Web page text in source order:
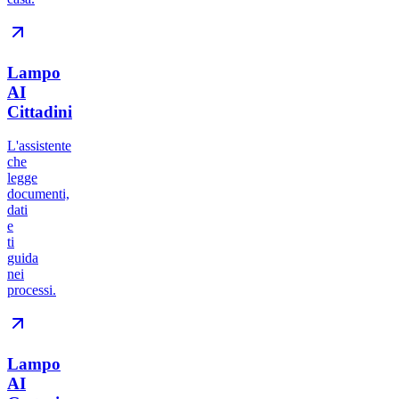
Lampo
AI
Cittadini
L'assistente
che
legge
documenti,
dati
e
ti
guida
nei
processi.
Lampo
AI